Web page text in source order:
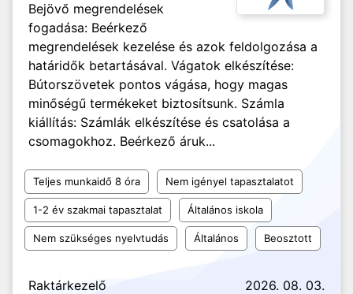
Bejövő megrendelések
fogadása: Beérkező
megrendelések kezelése és azok feldolgozása a
határidők betartásával. Vágatok elkészítése:
Bútorszövetek pontos vágása, hogy magas
minőségű termékeket biztosítsunk. Számla
kiállítás: Számlák elkészítése és csatolása a
csomagokhoz. Beérkező áruk...
Teljes munkaidő 8 óra Nem igényel tapasztalatot
1-2 év szakmai tapasztalat Általános iskola
Nem szükséges nyelvtudás Általános Beosztott
Raktárkezelő 2026. 08. 03.